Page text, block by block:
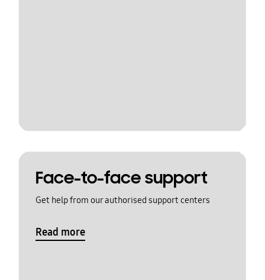
Face-to-face support
Get help from our authorised support centers
Read more